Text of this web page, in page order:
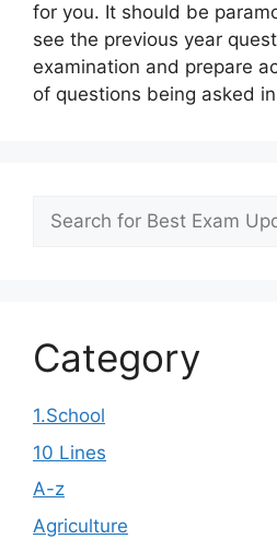
for you. It should be
see the previous year
examination and prepare
of questions being asked
Search
Category
1.School
10 Lines
A-z
Agriculture